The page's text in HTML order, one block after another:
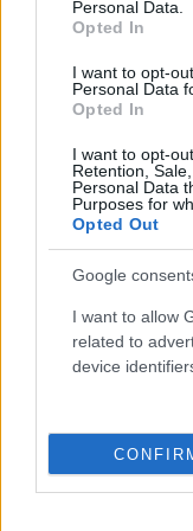
Personal Data.
Opted In
I want to opt-
Personal Data
Opted In
I want to opt-
Retention,
Personal Data
Purposes for
Opted Out
Google
I want to allow
related to
device